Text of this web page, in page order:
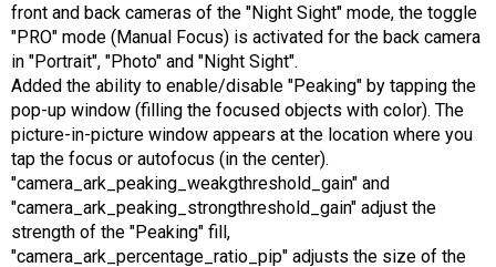
front and back cameras of the "Night Sight" mode, the toggle
"PRO" mode (Manual Focus) is activated for the back camera
in "Portrait", "Photo" and "Night Sight".
Added the ability to enable/disable "Peaking" by tapping the
pop-up window (filling the focused objects with color). The
picture-in-picture window appears at the location where you
tap the focus or autofocus (in the center).
"camera_ark_peaking_weakgthreshold_gain" and
"camera_ark_peaking_strongthreshold_gain" adjust the
strength of the "Peaking" fill,
"camera_ark_percentage_ratio_pip" adjusts the size of the